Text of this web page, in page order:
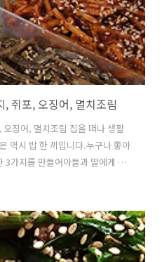
쥐포, 오징어, 멸치조림
징어, 멸치조림 집을 떠나 생활
역시 밥 한 끼입니다.누구나 좋아
3가지를 만들어아들과 딸에게 한
은쫄깃하고 감칠맛 나는 쥐포
다. 1.쥐포무침(Seasoned Dried
(Dried filefish 200g)맛술 3
숟가락 (Minced garlic 1 tbsp)